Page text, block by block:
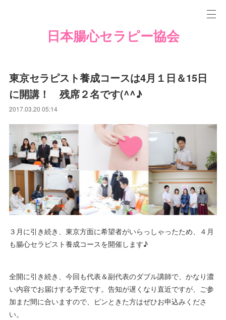
日本腸心セラピー協会
東京セラピスト養成コースは4月１日＆15日
に開講！ 残席２名です(^^♪
2017.03.20 05:14
３月に引き続き、東京方面に希望者がいらっしゃったため、４月
も腸心セラピスト養成コースを開催します♪
全開に引き続き、今回も代表＆副代表のダブル講師で、かなり濃
い内容でお届けする予定です。告知が遅くなり直近ですが、ご参
加まだ間に合いますので、ピンときた方はぜひお申込みくださ
い。